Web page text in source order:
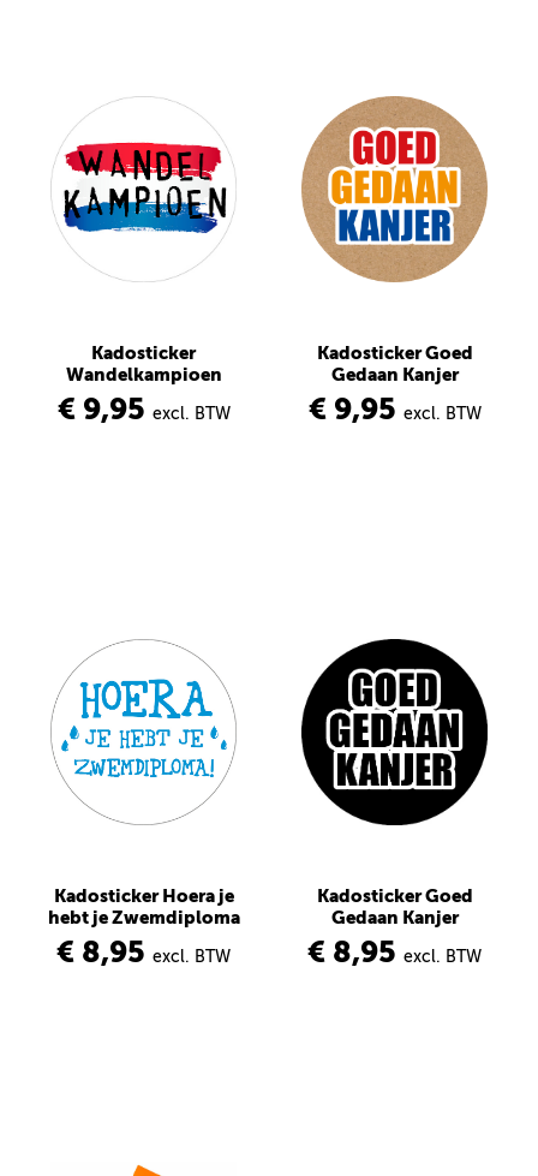
Kadosticker
Wandelkampioen
€ 9,95 excl. BTW
Kadosticker Goed
Gedaan Kanjer
€ 9,95 excl. BTW
Kadosticker Hoera je
hebt je Zwemdiploma
€ 8,95 excl. BTW
Kadosticker Goed
Gedaan Kanjer
€ 8,95 excl. BTW